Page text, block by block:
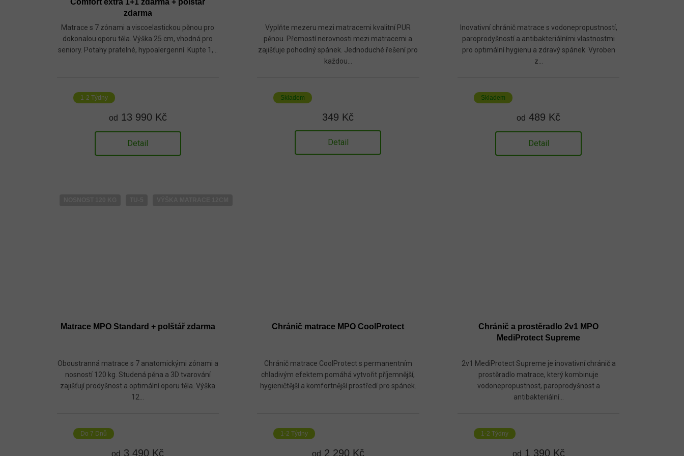
Comfort extra 1+1 zdarma + polštář
zdarma
Matrace s 7 zónami a viscoelastickou pěnou pro
dokonalou oporu těla. Výška 25 cm, vhodná pro
seniory. Potahy pratelné, hypoalergenní. Kupte 1,...
1-2 Týdny
od 13 990 Kč
Detail
Vyplňte mezeru mezi matracemi kvalitní PUR
pěnou. Přemostí nerovnosti mezi matracemi a
zajišťuje pohodlný spánek. Jednoduché řešení pro
každou...
Skladem
349 Kč
Detail
Inovativní chránič matrace s vodonepropustností,
paroprodyšností a antibakteriálními vlastnostmi
pro optimální hygienu a zdravý spánek. Vyroben
z...
Skladem
od 489 Kč
Detail
Matrace MPO Standard + polštář zdarma
Oboustranná matrace s 7 anatomickými zónami a
nosností 120 kg. Studená pěna a 3D tvarování
zajišťují prodyšnost a optimální oporu těla. Výška
12...
Do 7 Dnů
od 3 490 Kč
Chránič matrace MPO CoolProtect
Chránič matrace CoolProtect s permanentním
chladivým efektem pomáhá vytvořit příjemnější,
hygieničtější a komfortnější prostředí pro spánek.
1-2 Týdny
od 2 290 Kč
Chránič a prostěradlo 2v1 MPO
MediProtect Supreme
2v1 MediProtect Supreme je inovativní chránič a
prostěradlo matrace, který kombinuje
vodonepropustnost, paroprodyšnost a
antibakteriální...
1-2 Týdny
od 1 390 Kč